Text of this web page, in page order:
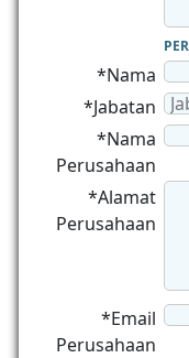
*Nama
*Jabatan
*Nama
Perusahaan
*Alamat
Perusahaan
*Email
Perusahaan